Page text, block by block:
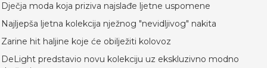
Dječja moda koja priziva najslađe ljetne uspomene
Najljepša ljetna kolekcija nježnog "nevidljivog" nakita
Zarine hit haljine koje će obilježiti kolovoz
DeLight predstavio novu kolekciju uz ekskluzivno modno